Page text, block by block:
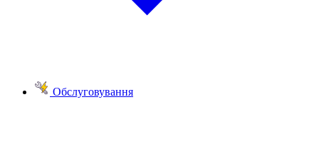
Обслуговування